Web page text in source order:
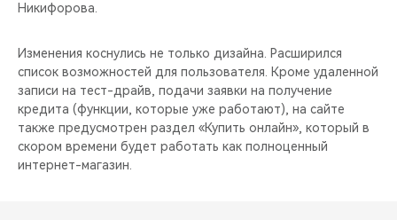
Никифорова.
Изменения коснулись не только дизайна. Расширился
список возможностей для пользователя. Кроме удаленной
записи на тест-драйв, подачи заявки на получение
кредита (функции, которые уже работают), на сайте
также предусмотрен раздел «Купить онлайн», который в
скором времени будет работать как полноценный
интернет-магазин.